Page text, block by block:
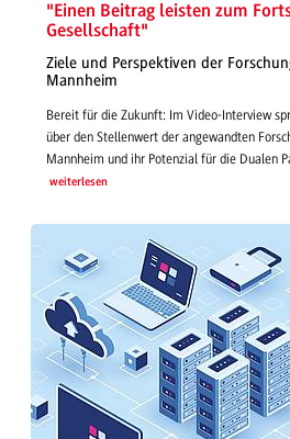
"Einen Beitrag leisten zum
Gesellschaft"
Ziele und Perspektiven der
Mannheim
Bereit für die Zukunft: Im Video-Interview
über den Stellenwert der angewandten
Mannheim und ihr Potenzial für die Dualen
weiterlesen